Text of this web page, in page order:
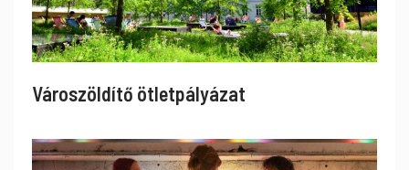
Városzöldítő ötletpályázat